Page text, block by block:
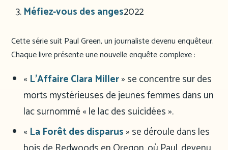
Méfiez-vous des anges2022
Cette série suit Paul Green, un journaliste devenu enquêteur.
Chaque livre présente une nouvelle enquête complexe :
« L’Affaire Clara Miller» se concentre sur des
morts mystérieuses de jeunes femmes dans un
lac surnommé « le lac des suicidées ».
« La Forêt des disparus» se déroule dans les